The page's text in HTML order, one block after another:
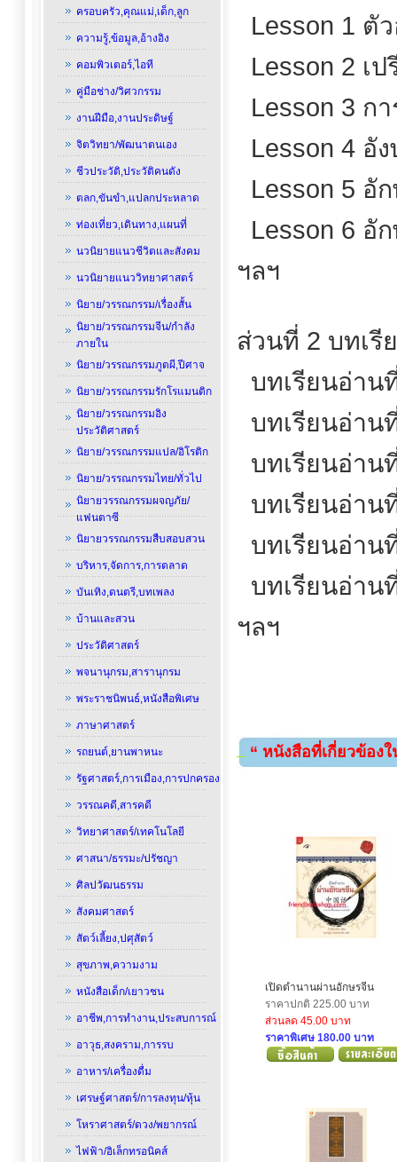
ครอบครัว,คุณแม่,เด็ก,ลูก
ความรู้,ข้อมูล,อ้างอิง
คอมพิวเตอร์,ไอที
คู่มือช่าง/วิศวกรรม
งานฝีมือ,งานประดิษฐ์
จิตวิทยา/พัฒนาตนเอง
ชีวประวัติ,ประวัติคนดัง
ตลก,ขันขำ,แปลกประหลาด
ท่องเที่ยว,เดินทาง,แผนที่
นวนิยายแนวชีวิตและสังคม
นวนิยายแนววิทยาศาสตร์
นิยาย/วรรณกรรม/เรื่องสั้น
นิยาย/วรรณกรรมจีน/กำลัง
ภายใน
นิยาย/วรรณกรรมภูตผี,ปีศาจ
นิยาย/วรรณกรรมรักโรแมนติก
นิยาย/วรรณกรรมอิง
ประวัติศาสตร์
นิยาย/วรรณกรรมแปล/อิโรติก
นิยาย/วรรณกรรมไทย/ทั่วไป
นิยายวรรณกรรมผจญภัย/
แฟนตาซี
นิยายวรรณกรรมสืบสอบสวน
บริหาร,จัดการ,การตลาด
บันเทิง,ดนตรี,บทเพลง
บ้านและสวน
ประวัติศาสตร์
พจนานุกรม,สารานุกรม
พระราชนิพนธ์,หนังสือพิเศษ
ภาษาศาสตร์
รถยนต์,ยานพาหนะ
รัฐศาสตร์,การเมือง,การปกครอง
วรรณคดี,สารคดี
วิทยาศาสตร์/เทคโนโลยี
ศาสนา/ธรรมะ/ปรัชญา
ศิลปวัฒนธรรม
สังคมศาสตร์
สัตว์เลี้ยง,ปศุสัตว์
สุขภาพ,ความงาม
หนังสือเด็ก/เยาวชน
อาชีพ,การทำงาน,ประสบการณ์
อาวุธ,สงคราม,การรบ
อาหาร/เครื่องดื่ม
เศรษฐ์ศาสตร์/การลงทุน/หุ้น
โหราศาสตร์/ดวง/พยากรณ์
ไฟฟ้า/อิเล็กทรอนิคส์
Lesson 1 ตั
Lesson 2 เ
Lesson 3 ก
Lesson 4 อั
Lesson 5 อั
Lesson 6 อั
ฯลฯ
ส่วนที่ 2 บทเรี
บทเรียนอ่าน
บทเรียนอ่าน
บทเรียนอ่าน
บทเรียนอ่าน
บทเรียนอ่าน
บทเรียนอ่าน
ฯลฯ
“ หนังสือที่เกี่ยวข้อง
เปิดตำนานผ่านอักษรจีน
ราคาปกติ 225.00 บาท
ส่วนลด 45.00 บาท
ราคาพิเศษ 180.00 บาท